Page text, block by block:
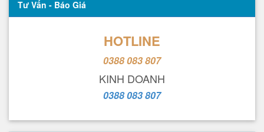
Tư Vấn - Báo Giá
HOTLINE
0388 083 807
KINH DOANH
0388 083 807